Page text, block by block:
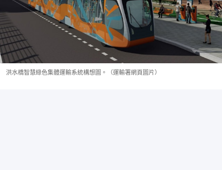
洪水橋智慧綠色集體運輸系統構想圖。（運輸署網頁圖片）